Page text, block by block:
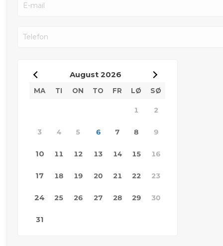
August 2026
MA TI ON TO FR LØ SØ
1 2
3 4 5 6 7 8 9
10 11 12 13 14 15 16
17 18 19 20 21 22 23
24 25 26 27 28 29 30
31